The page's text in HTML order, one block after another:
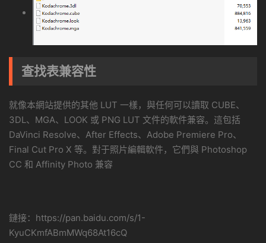
查找表兼容性
就像本網站提供的其他 LUT 一樣，與任何可以讀取 CUBE、
3DL、MGA、LOOK 或 PNG LUT 文件的軟件兼容。這包括
DaVinci Resolve、After Effects、Adobe Premiere Pro、
Final Cut Pro X 等。對于照片編輯軟件，它們與 Photoshop
CC 和 Affinity Photo 兼容
鏈接：https://pan.baidu.com/s/1-
KyuCKmfABmMWq68At16cQ